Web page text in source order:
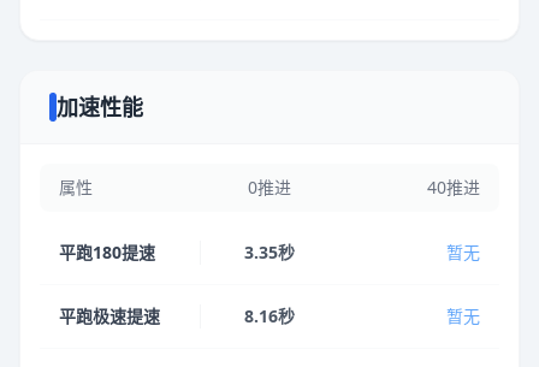
加速性能
属性 0推进 40推进
平跑180提速 3.35秒 暂无
平跑极速提速 8.16秒 暂无